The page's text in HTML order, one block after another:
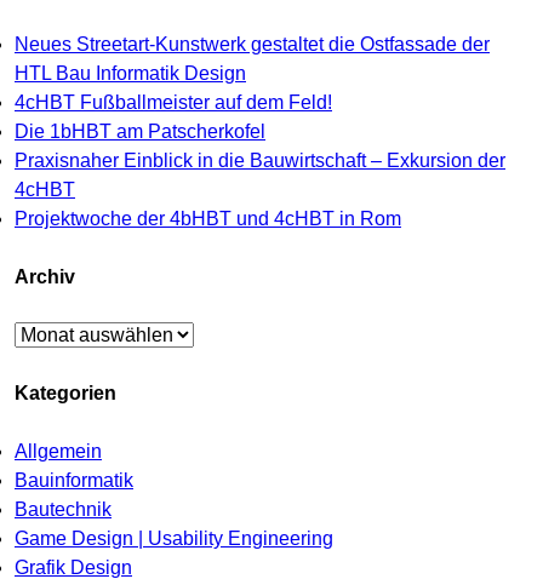
Neues Streetart-Kunstwerk gestaltet die Ostfassade der
HTL Bau Informatik Design
4cHBT Fußballmeister auf dem Feld!
Die 1bHBT am Patscherkofel
Praxisnaher Einblick in die Bauwirtschaft – Exkursion der
4cHBT
Projektwoche der 4bHBT und 4cHBT in Rom
Archiv
Archiv
Kategorien
Allgemein
Bauinformatik
Bautechnik
Game Design | Usability Engineering
Grafik Design